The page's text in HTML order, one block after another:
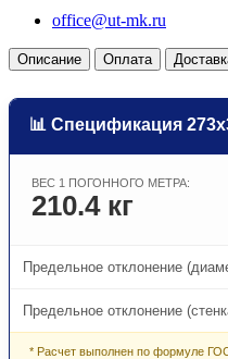
office@ut-mk.ru
Описание Оплата
📊 Спецификация
ВЕС 1 ПОГОННОГО МЕТРА:
210.4 кг
Предельное отклонение
Предельное отклонение
* Расчет выполнен по формуле